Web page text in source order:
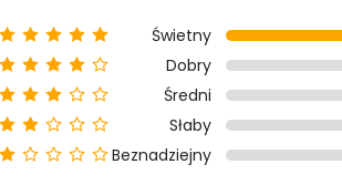
Świetny
Dobry
Średni
Słaby
Beznadziejny